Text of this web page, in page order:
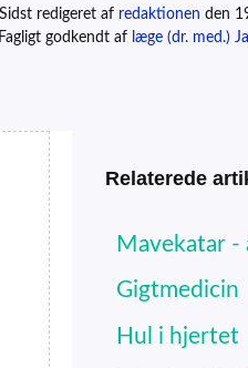
Sidst redigeret af redaktionen den
Fagligt godkendt af læge (dr. med.)
Relaterede
Mavekatar -
Gigtmedicin
Hul i hjertet